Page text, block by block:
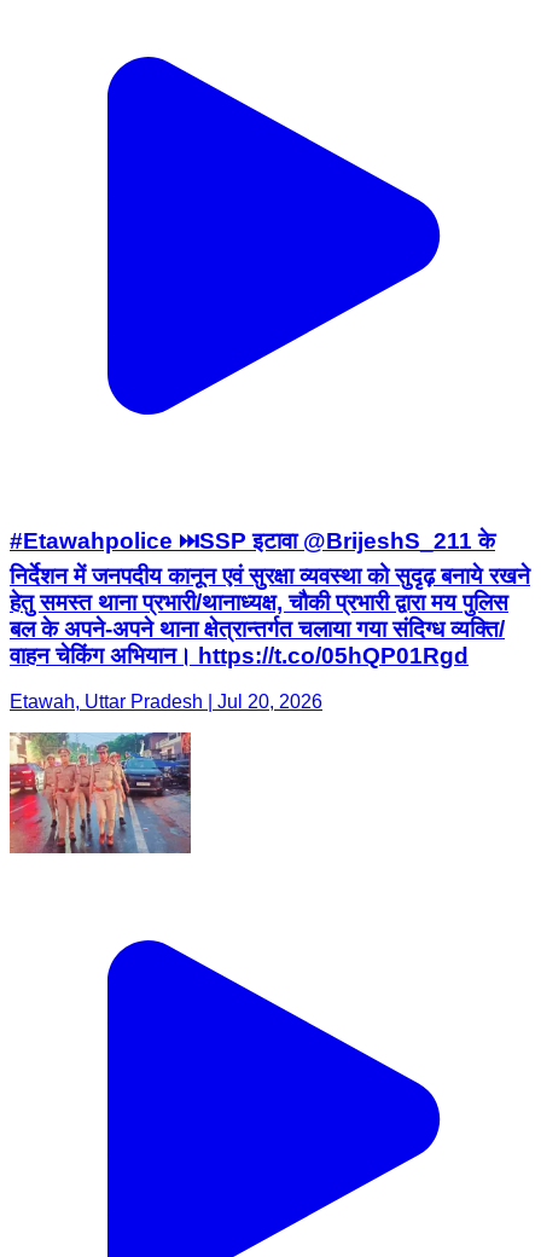
#Etawahpolice ⏭️SSP इटावा @BrijeshS_211 के
निर्देशन में जनपदीय कानून एवं सुरक्षा व्यवस्था को सुदृढ़ बनाये रखने
हेतु समस्त थाना प्रभारी/थानाध्यक्ष, चौकी प्रभारी द्वारा मय पुलिस
बल के अपने-अपने थाना क्षेत्रान्तर्गत चलाया गया संदिग्ध व्यक्ति/
वाहन चेकिंग अभियान। https://t.co/05hQP01Rgd
Etawah, Uttar Pradesh | Jul 20, 2026